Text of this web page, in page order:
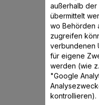
In den
außerhalb der
übermittelt
wo Behörden
zugreifen
verbundenen
für eigene
werden (wie
"Google
kontrollieren).